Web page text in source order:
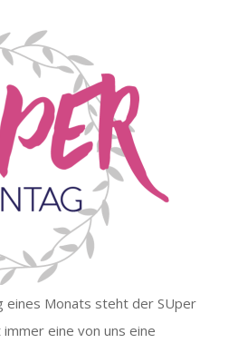
eines Monats steht der SUper
eine von uns eine